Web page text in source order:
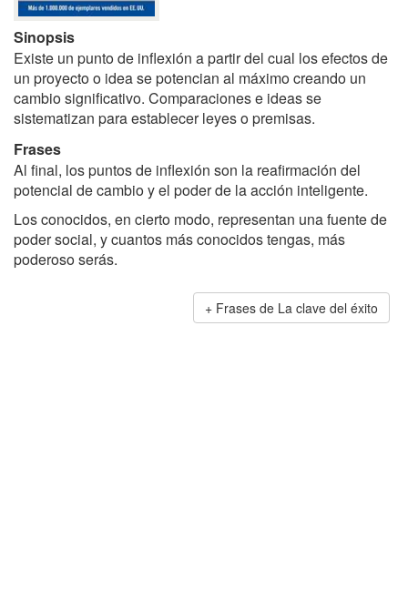
Sinopsis
Existe un punto de inflexión a partir del cual los efectos de
un proyecto o idea se potencian al máximo creando un
cambio significativo. Comparaciones e ideas se
sistematizan para establecer leyes o premisas.
Frases
Al final, los puntos de inflexión son la reafirmación del
potencial de cambio y el poder de la acción inteligente.
Los conocidos, en cierto modo, representan una fuente de
poder social, y cuantos más conocidos tengas, más
poderoso serás.
Frases de La clave del éxito